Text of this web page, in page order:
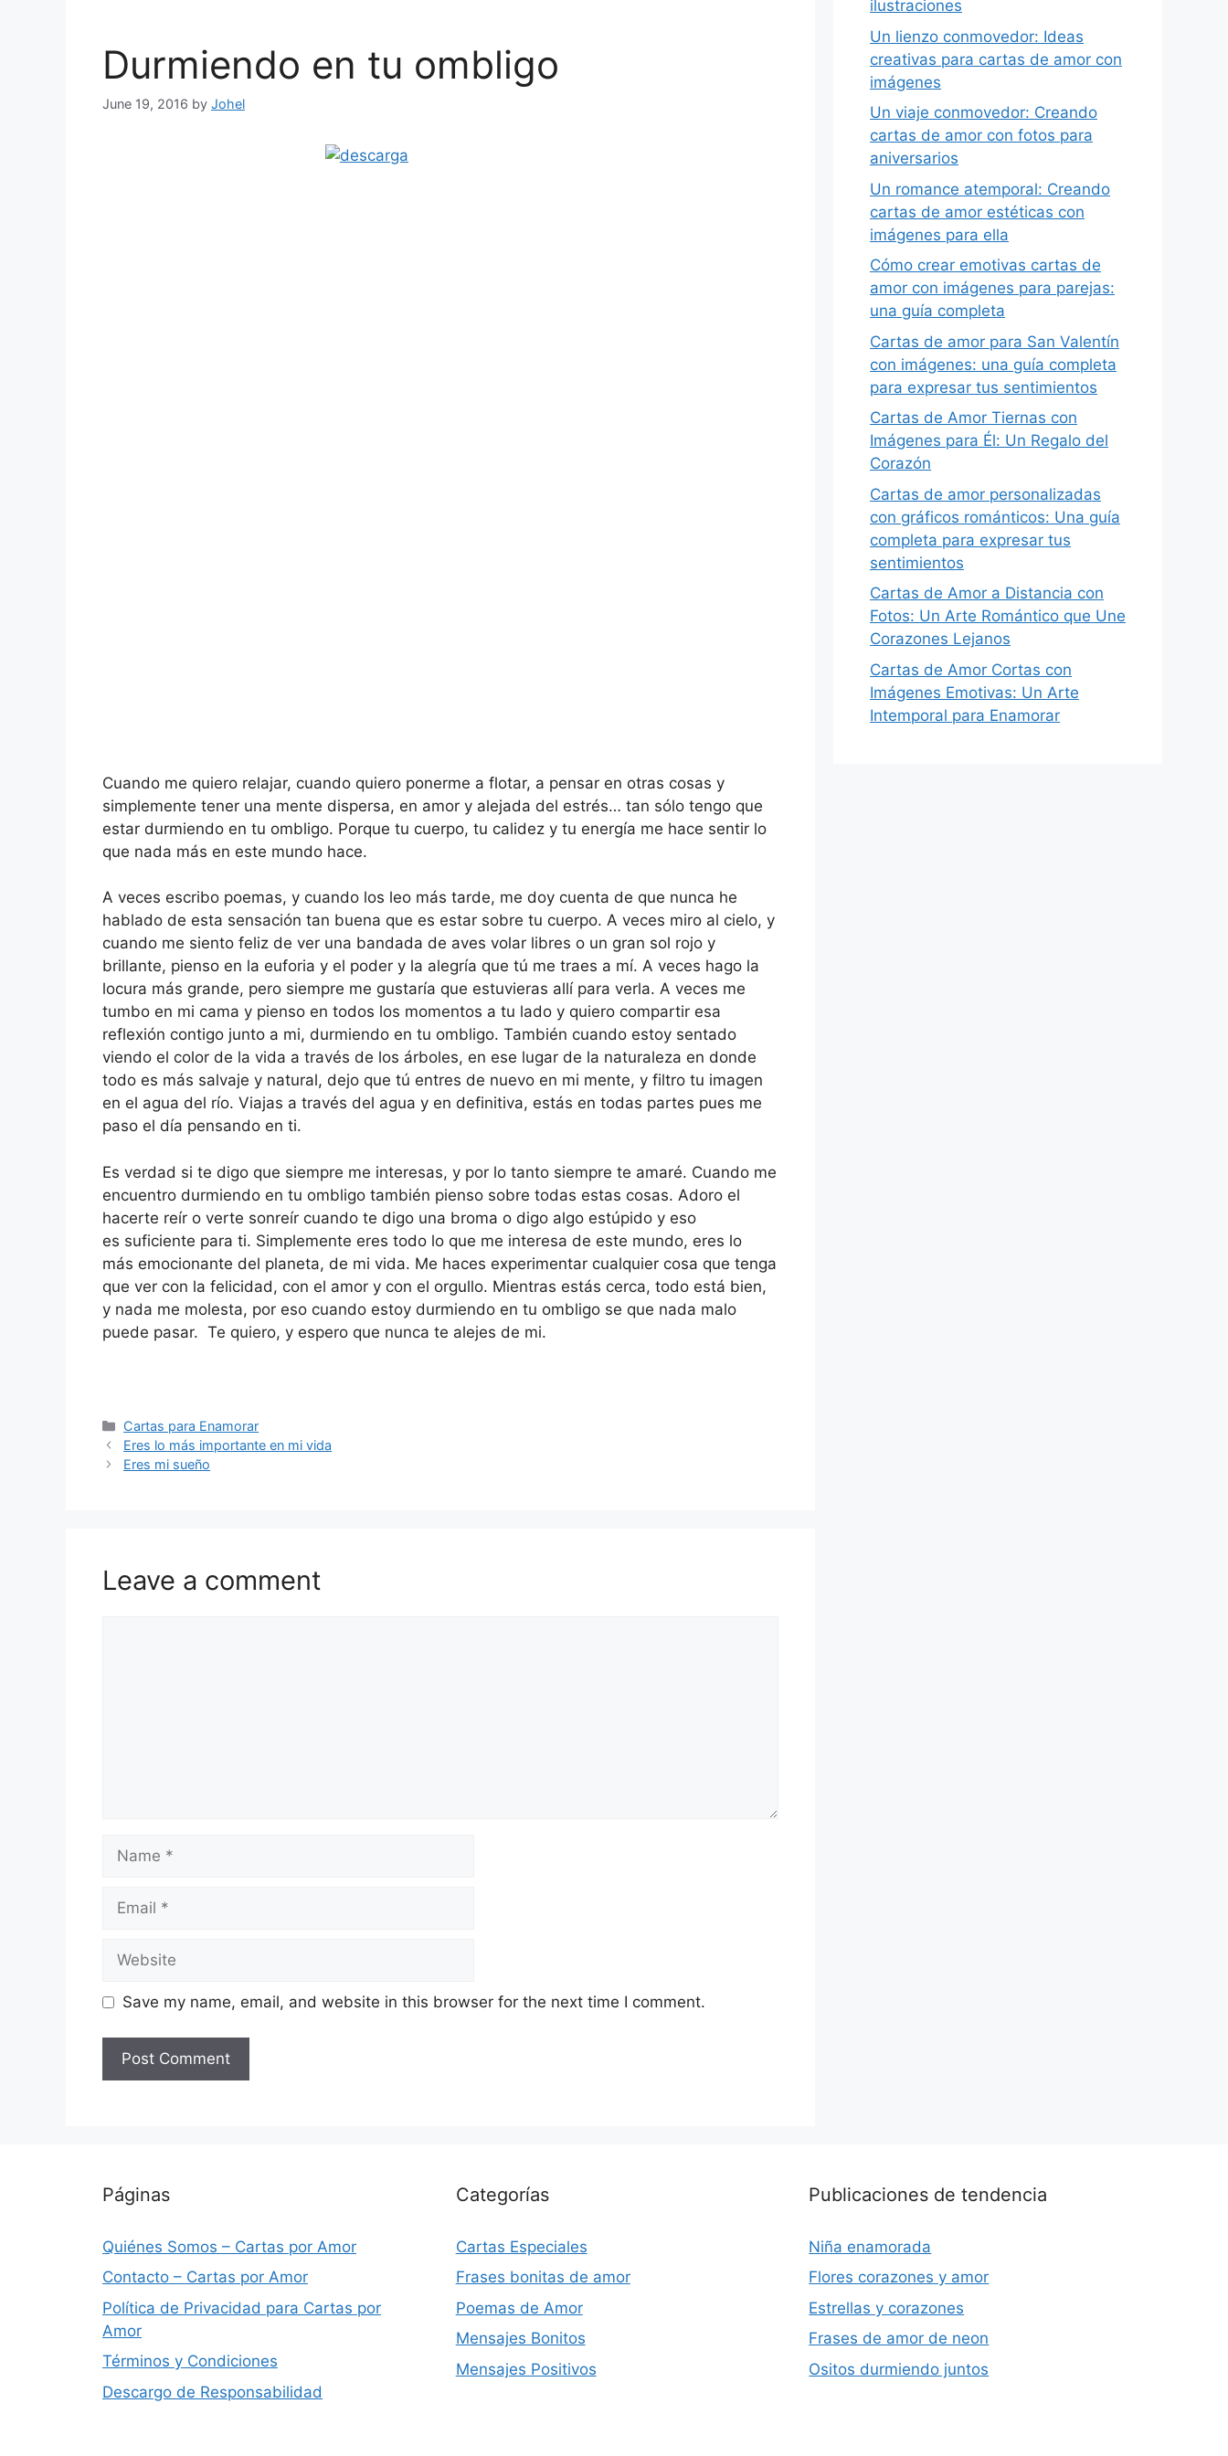
Durmiendo en tu ombligo
June 19, 2016 by Johel
Cuando me quiero relajar, cuando quiero ponerme a flotar, a pensar en otras cosas y
simplemente tener una mente dispersa, en amor y alejada del estrés… tan sólo tengo que
estar durmiendo en tu ombligo. Porque tu cuerpo, tu calidez y tu energía me hace sentir lo
que nada más en este mundo hace.
A veces escribo poemas, y cuando los leo más tarde, me doy cuenta de que nunca he
hablado de esta sensación tan buena que es estar sobre tu cuerpo. A veces miro al cielo, y
cuando me siento feliz de ver una bandada de aves volar libres o un gran sol rojo y
brillante, pienso en la euforia y el poder y la alegría que tú me traes a mí. A veces hago la
locura más grande, pero siempre me gustaría que estuvieras allí para verla. A veces me
tumbo en mi cama y pienso en todos los momentos a tu lado y quiero compartir esa
reflexión contigo junto a mi, durmiendo en tu ombligo. También cuando estoy sentado
viendo el color de la vida a través de los árboles, en ese lugar de la naturaleza en donde
todo es más salvaje y natural, dejo que tú entres de nuevo en mi mente, y filtro tu imagen
en el agua del río. Viajas a través del agua y en definitiva, estás en todas partes pues me
paso el día pensando en ti.
Es verdad si te digo que siempre me interesas, y por lo tanto siempre te amaré. Cuando me
encuentro durmiendo en tu ombligo también pienso sobre todas estas cosas. Adoro el
hacerte reír o verte sonreír cuando te digo una broma o digo algo estúpido y eso
es suficiente para ti. Simplemente eres todo lo que me interesa de este mundo, eres lo
más emocionante del planeta, de mi vida. Me haces experimentar cualquier cosa que tenga
que ver con la felicidad, con el amor y con el orgullo. Mientras estás cerca, todo está bien,
y nada me molesta, por eso cuando estoy durmiendo en tu ombligo se que nada malo
puede pasar. Te quiero, y espero que nunca te alejes de mi.
Categories
Cartas para Enamorar
Eres lo más importante en mi vida
Eres mi sueño
Leave a comment
Name
Email
Website
Save my name, email, and website in this browser for the next time I comment.
ilustraciones
Un lienzo conmovedor: Ideas
creativas para cartas de amor con
imágenes
Un viaje conmovedor: Creando
cartas de amor con fotos para
aniversarios
Un romance atemporal: Creando
cartas de amor estéticas con
imágenes para ella
Cómo crear emotivas cartas de
amor con imágenes para parejas:
una guía completa
Cartas de amor para San Valentín
con imágenes: una guía completa
para expresar tus sentimientos
Cartas de Amor Tiernas con
Imágenes para Él: Un Regalo del
Corazón
Cartas de amor personalizadas
con gráficos románticos: Una guía
completa para expresar tus
sentimientos
Cartas de Amor a Distancia con
Fotos: Un Arte Romántico que Une
Corazones Lejanos
Cartas de Amor Cortas con
Imágenes Emotivas: Un Arte
Intemporal para Enamorar
Páginas
Quiénes Somos – Cartas por Amor
Contacto – Cartas por Amor
Política de Privacidad para Cartas por
Amor
Términos y Condiciones
Descargo de Responsabilidad
Categorías
Cartas Especiales
Frases bonitas de amor
Poemas de Amor
Mensajes Bonitos
Mensajes Positivos
Publicaciones de tendencia
Niña enamorada
Flores corazones y amor
Estrellas y corazones
Frases de amor de neon
Ositos durmiendo juntos